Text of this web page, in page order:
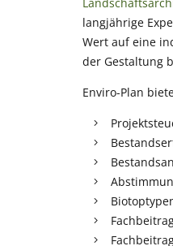
langjährige
Wert auf eine
der Gestaltung
Enviro-Plan